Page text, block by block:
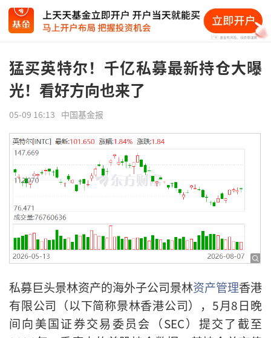
猛买英特尔！千亿私募最新持仓大曝
光！看好方向也来了
05-09 16:13 中国基金报
私募巨头景林资产的海外子公司景林资产管理香港
有限公司（以下简称景林香港公司），5月8日晚
间向美国证券交易委员会（SEC）提交了截至